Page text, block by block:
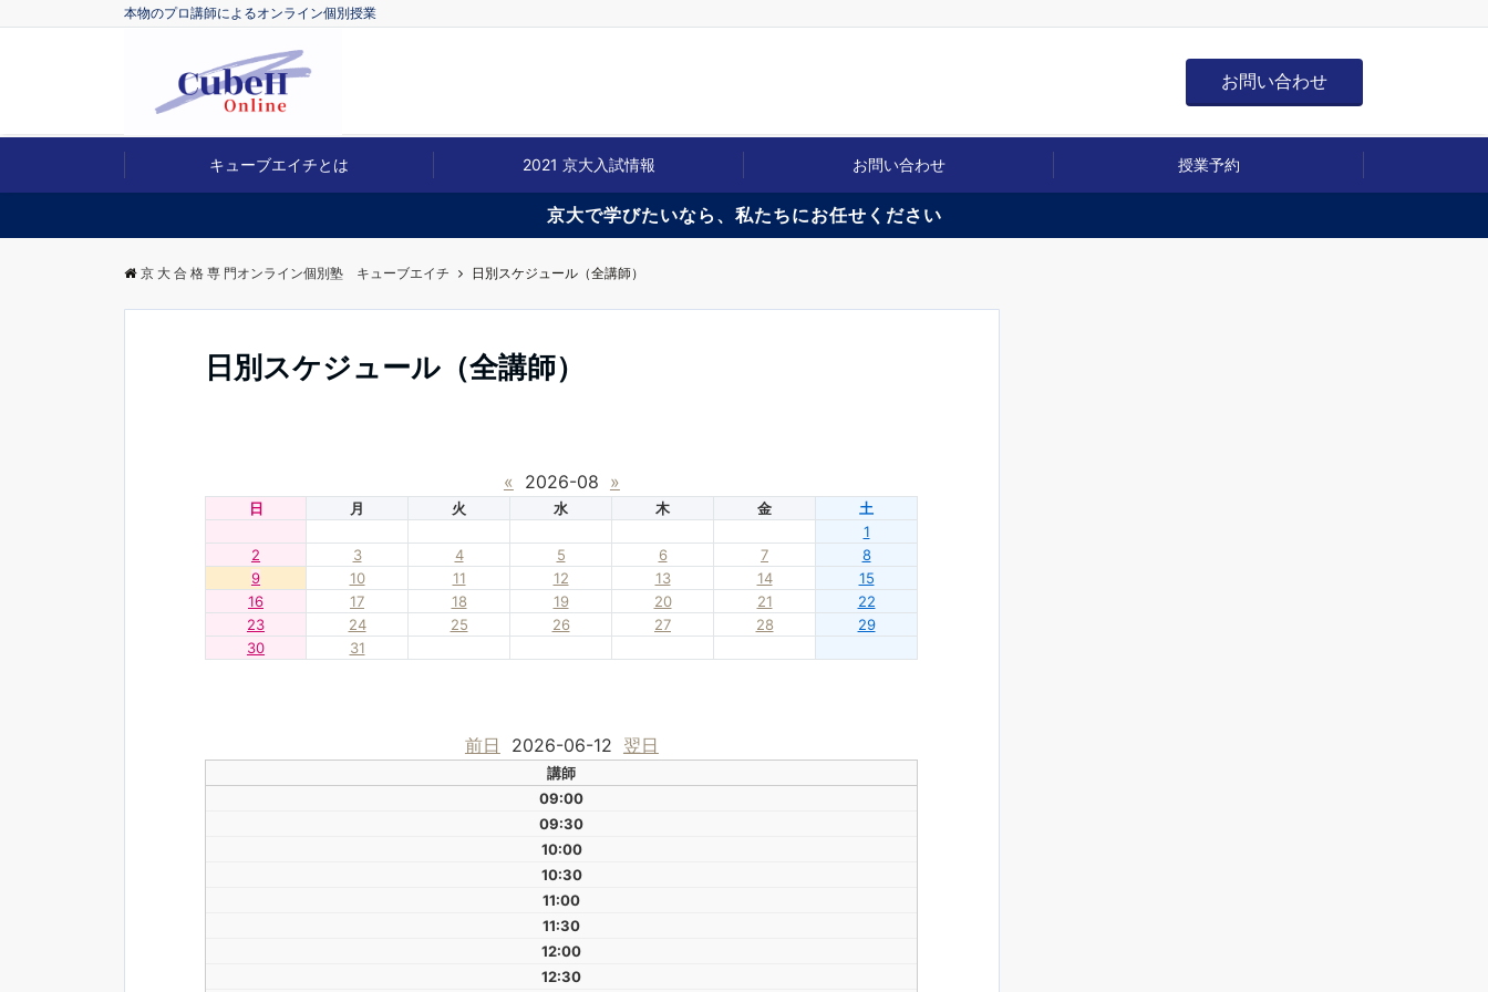
本物のプロ講師によるオンライン個別授業
お問い合わせ
キューブエイチとは 2021 京大入試情報 お問い合わせ 授業予約
京大で学びたいなら、私たちにお任せください
京 大 合 格 専 門オンライン個別塾 キューブエイチ 日別スケジュール（全講師）
日別スケジュール（全講師）
« 2026-08 »
日 月 火 水 木 金
土
1
2
3 4 5 6 7
8
9
10 11 12 13 14
15
16
17 18 19 20 21
22
23
24 25 26 27 28
29
30
31
前日 2026-06-12 翌日
講師
09:00
09:30
10:00
10:30
11:00
11:30
12:00
12:30